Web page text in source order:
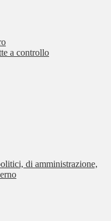
a controllo
di amministrazione,